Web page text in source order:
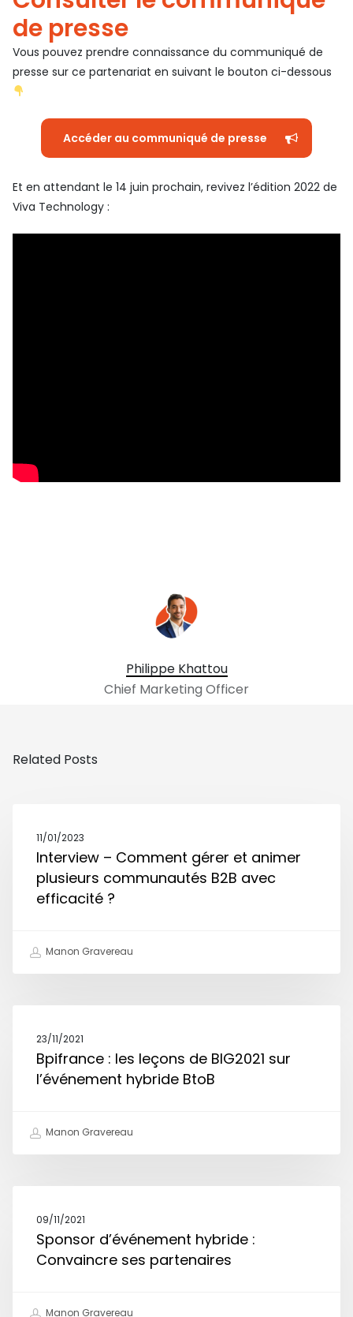
de presse
Vous pouvez prendre connaissance du communiqué de
presse sur ce partenariat en suivant le bouton ci-dessous
Accéder au communiqué de presse
Et en attendant le 14 juin prochain, revivez l’édition 2022 de
Viva Technology :
Philippe Khattou
Chief Marketing Officer
Related Posts
11/01/2023
Interview – Comment gérer et animer
plusieurs communautés B2B avec
efficacité ?
Manon Gravereau
23/11/2021
Bpifrance : les leçons de BIG2021 sur
l’événement hybride BtoB
Manon Gravereau
09/11/2021
Sponsor d’événement hybride :
Convaincre ses partenaires
Manon Gravereau